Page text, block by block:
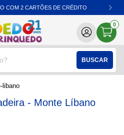
BUSCAR
0
COM 2 CARTÕES DE CRÉDITO
libano
- Monte Líbano